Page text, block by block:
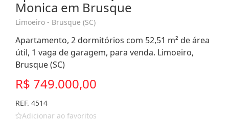
Monica em Brusque
Limoeiro - Brusque (SC)
Apartamento, 2 dormitórios com 52,51 m² de área
útil, 1 vaga de garagem, para venda. Limoeiro,
Brusque (SC)
R$ 749.000,00
REF. 4514
Adicionar ao favoritos